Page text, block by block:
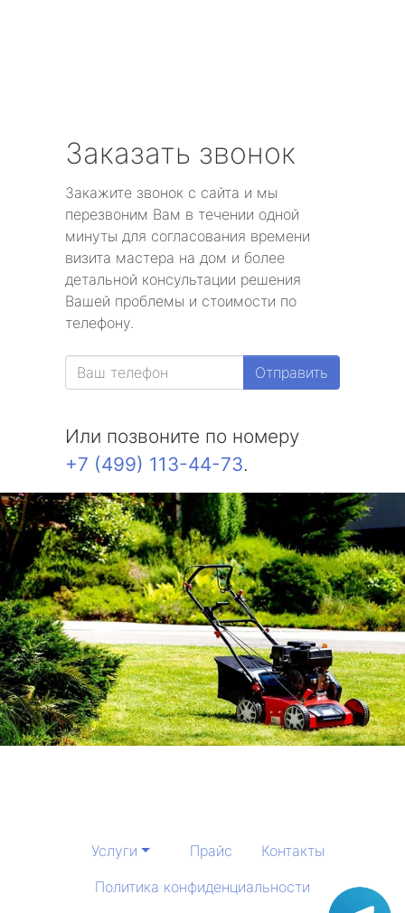
Заказать звонок
Закажите звонок с сайта и мы
перезвоним Вам в течении одной
минуты для согласования времени
визита мастера на дом и более
детальной консультации решения
Вашей проблемы и стоимости по
телефону.
Отправить
Или позвоните по номеру
+7 (499) 113-44-73.
Услуги Прайс
Контакты
Политика конфиденциальности